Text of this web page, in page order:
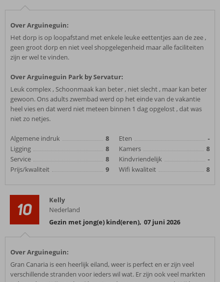
Over Arguineguin:
Het dorp is op loopafstand met enkele leuke eettentjes aan de zee ,
geen groot dorp en niet veel shopgelegenheid maar alle faciliteiten
zijn er wel te vinden.
Over Arguineguin Park by Servatur:
Leuk complex , Schoonmaak kan beter , niet slecht , maar kan beter
gewoon. Ons adults zwembad werd op het einde van de vakantie
heel vies en dat werd niet meteen binnen 1 dag opgelost , dat was
niet zo netjes.
Algemene indruk
8
Ligging
8
Service
8
Prijs/kwaliteit
9
Eten
-
Kamers
8
Kindvriendelijk
-
Wifi kwaliteit
8
10
Kelly
Nederland
Gezin met jong(e) kind(eren), 07 juni 2026
Over Arguineguin:
Gran Canaria is een heerlijk eiland, weer is perfect en er zijn veel
verschillende stranden voor ieders wil wat. Er zijn ook veel markten